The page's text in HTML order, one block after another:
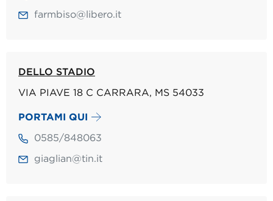
farmbiso@libero.it
DELLO STADIO
VIA PIAVE 18 C CARRARA, MS 54033
PORTAMI QUI
0585/848063
giaglian@tin.it